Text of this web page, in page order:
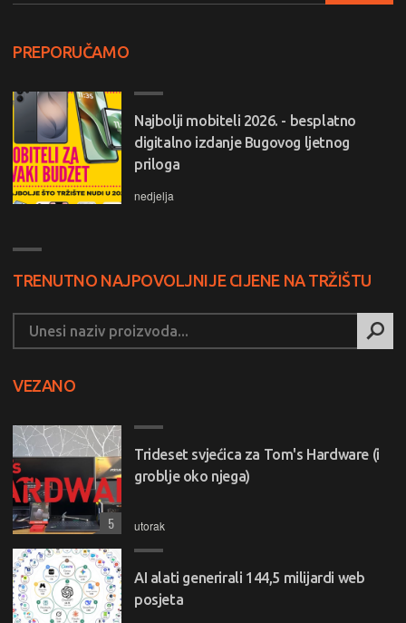
PREPORUČAMO
Najbolji mobiteli 2026. - besplatno
digitalno izdanje Bugovog ljetnog
priloga
nedjelja
TRENUTNO NAJPOVOLJNIJE CIJENE NA TRŽIŠTU
VEZANO
Trideset svjećica za Tom's Hardware (i
groblje oko njega)
utorak
5
AI alati generirali 144,5 milijardi web
posjeta